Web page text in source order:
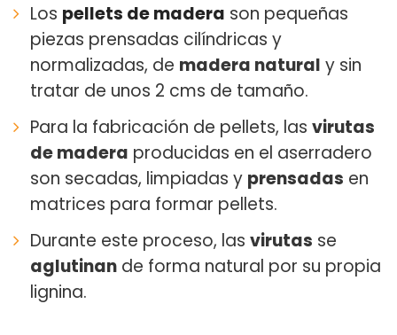
Los pellets de madera son pequeñas
piezas prensadas cilíndricas y
normalizadas, de madera natural y sin
tratar de unos 2 cms de tamaño.
Para la fabricación de pellets, las virutas
de madera producidas en el aserradero
son secadas, limpiadas y prensadas en
matrices para formar pellets.
Durante este proceso, las virutas se
aglutinan de forma natural por su propia
lignina.